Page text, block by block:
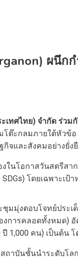
ผนึก
เทศไทย) จำกัด ร่วม
โต๊ะกลมภายใต้หัวข้
กิจและสังคมอย่างยั่ง
ในโอกาสวันสตรีสา
SDGs) โดยเฉพาะ
มมุ่งตอบโจทย์ประเ
งการคลอดทั้งหมด)
ปี 1,000 คน) เป็นต้น
าบันชั้นนำระดับโลก